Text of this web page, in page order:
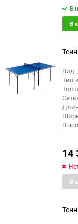
В
В
Вид:
Тип
14
В